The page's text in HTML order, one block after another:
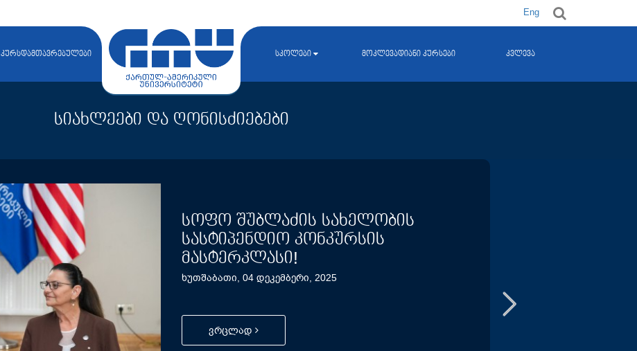
Eng
კურსდამთავრებულები სკოლები მოკლევადიანი კურსები კვლევა
სიახლეები და ღონისძიებები
სოფო შუბლაძის სახელობის
სასტიპენდიო კონკურსის
მასტერკლასი!
ხუთშაბათი, 04 დეკემბერი, 2025
ვრცლად